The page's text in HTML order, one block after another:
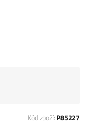
Kód zboží: P85227